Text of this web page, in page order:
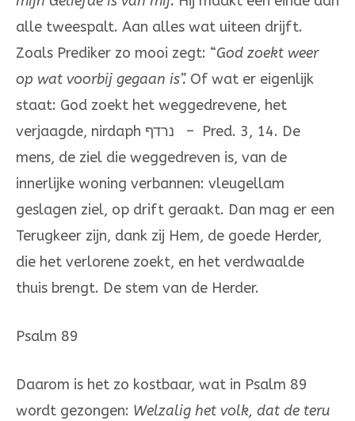
alle tweespalt. Aan alles wat uiteen drijft.
Zoals Prediker zo mooi zegt: “God zoekt weer
op wat voorbij gegaan is”. Of wat er eigenlijk
staat: God zoekt het weggedrevene, het
verjaagde, nirdaph נרדף – Pred. 3, 14. De
mens, de ziel die weggedreven is, van de
innerlijke woning verbannen: vleugellam
geslagen ziel, op drift geraakt. Dan mag er een
Terugkeer zijn, dank zij Hem, de goede Herder,
die het verlorene zoekt, en het verdwaalde
thuis brengt. De stem van de Herder.
Psalm 89
Daarom is het zo kostbaar, wat in Psalm 89
wordt gezongen: Welzalig het volk, dat de teru